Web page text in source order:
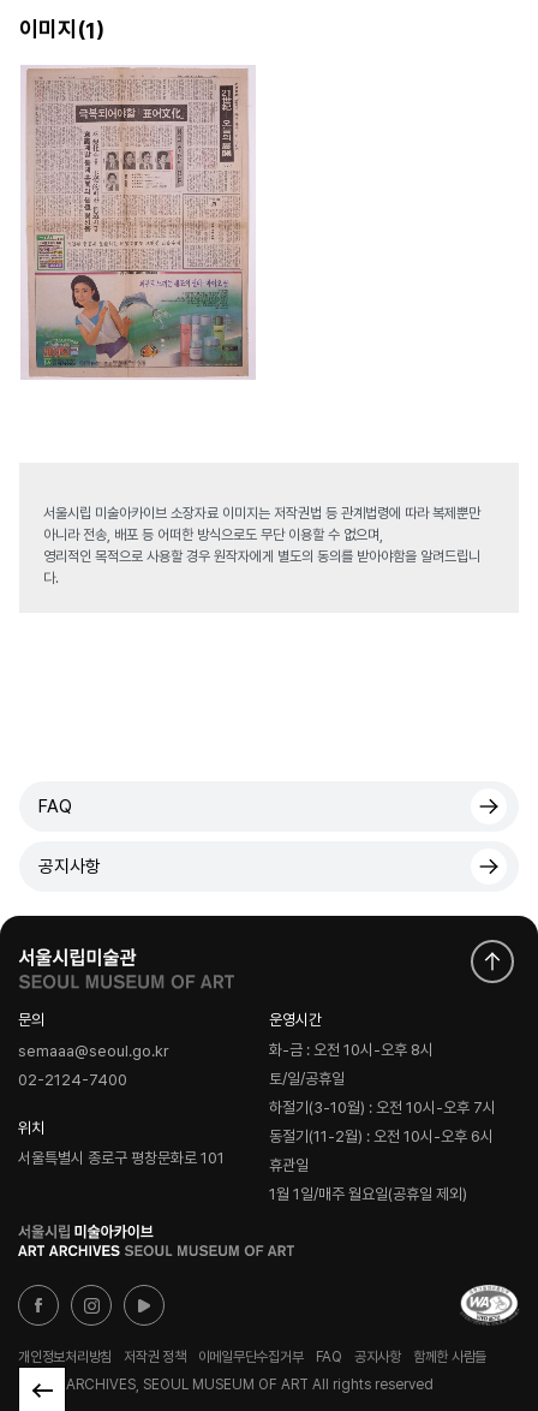
이미지(1)
서울시립 미술아카이브 소장자료 이미지는 저작권법 등 관계법령에 따라 복제뿐만
아니라 전송, 배포 등 어떠한 방식으로도 무단 이용할 수 없으며,
영리적인 목적으로 사용할 경우 원작자에게 별도의 동의를 받아야함을 알려드립니
다.
FAQ
공지사항
문의
semaaa@seoul.go.kr
02-2124-7400
위치
서울특별시 종로구 평창문화로 101
운영시간
화-금 : 오전 10시-오후 8시
토/일/공휴일
하절기(3-10월) : 오전 10시-오후 7시
동절기(11-2월) : 오전 10시-오후 6시
휴관일
1월 1일/매주 월요일(공휴일 제외)
로
고
개인정보처리방침 저작권 정책 이메일무단수집거부 FAQ 공지사항
함께한 사람들
© ART ARCHIVES, SEOUL MUSEUM OF ART All rights reserved